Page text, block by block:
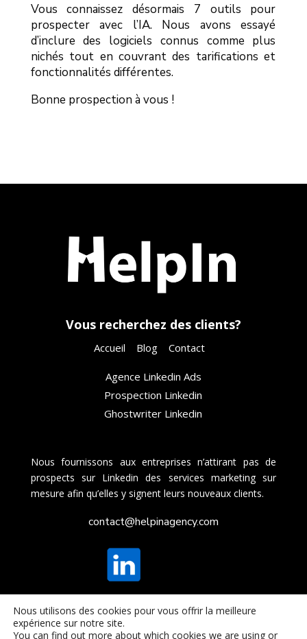
Vous connaissez désormais 7 outils pour
prospecter avec l’IA. Nous avons essayé
d’inclure des logiciels connus comme plus
nichés tout en couvrant des tarifications et
fonctionnalités différentes.
Bonne prospection à vous !
Vous recherchez des clients?
Accueil Blog Contact
Agence Linkedin Ads
Prospection Linkedin
Ghostwriter Linkedin
Nous fournissons aux entreprises n’attirant pas de
prospects sur Linkedin des services marketing sur
mesure afin qu’elles y signent leurs nouveaux clients.
contact@helpinagency.com
© HelpIn–Agence de Prospection Commerciale
Nous utilisons des cookies pour vous offrir la meilleure
expérience sur notre site.
You can find out more about which cookies we are using or